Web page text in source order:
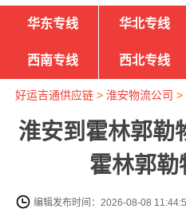
华东专线 华北专线
西南专线 西北专线
好运吉通供应链> 淮安物流公司 >
淮安到霍林郭勒
霍林郭勒
编辑发布时间：2026-08-08